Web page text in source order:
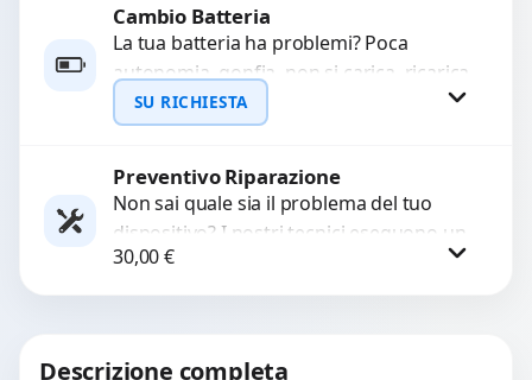
Richiedi Preventivo
WhatsApp
Cambio Batteria
La tua batteria ha problemi? Poca
autonomia, gonfia, non si carica, ricarica
lenta o cicli di ricarica esauriti?
Sostituiamo la...
SU RICHIESTA
Richiedi Preventivo
Preventivo Riparazione
Non sai quale sia il problema del tuo
dispositivo? I nostri tecnici eseguono un
check-up completo con strumenti
avanzati per...
30,00€
Descrizione completa